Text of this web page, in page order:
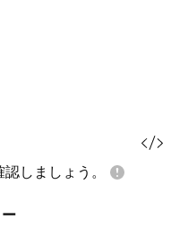
しましょう。